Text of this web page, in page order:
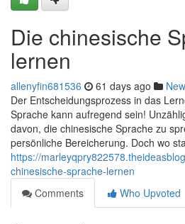
Die chinesische
lernen
allenyfin681536 61 days ago
Der Entscheidungsprozess in das
Sprache kann aufregend sein!
davon, die chinesische Sprache zu
persönliche Bereicherung. Doch wo
https://
chinesische-sprache-lernen
Comments
Who Upvoted